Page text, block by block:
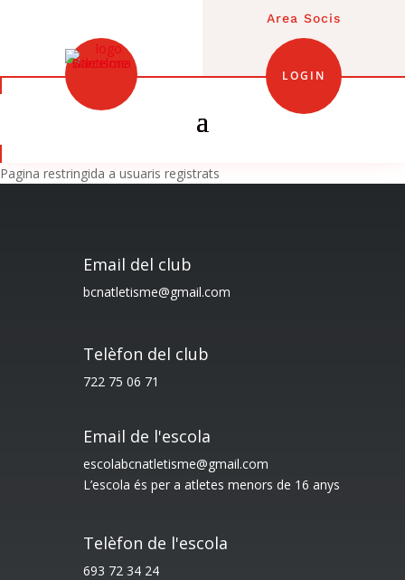
Area Socis
LOGIN
Pagina restringida a usuaris registrats
Email del club
bcnatletisme@gmail.com
Telèfon del club
722 75 06 71
Email de l'escola
escolabcnatletisme@gmail.com
L’escola és per a atletes menors de 16 anys
Telèfon de l'escola
693 72 34 24